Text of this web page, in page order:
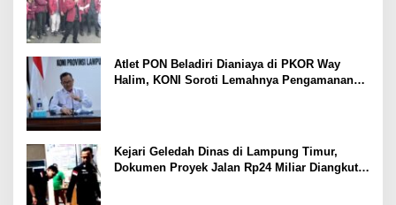
Atlet PON Beladiri Dianiaya di PKOR Way
Halim, KONI Soroti Lemahnya Pengamanan
Kejari Geledah Dinas di Lampung Timur,
Dokumen Proyek Jalan Rp24 Miliar Diangkut